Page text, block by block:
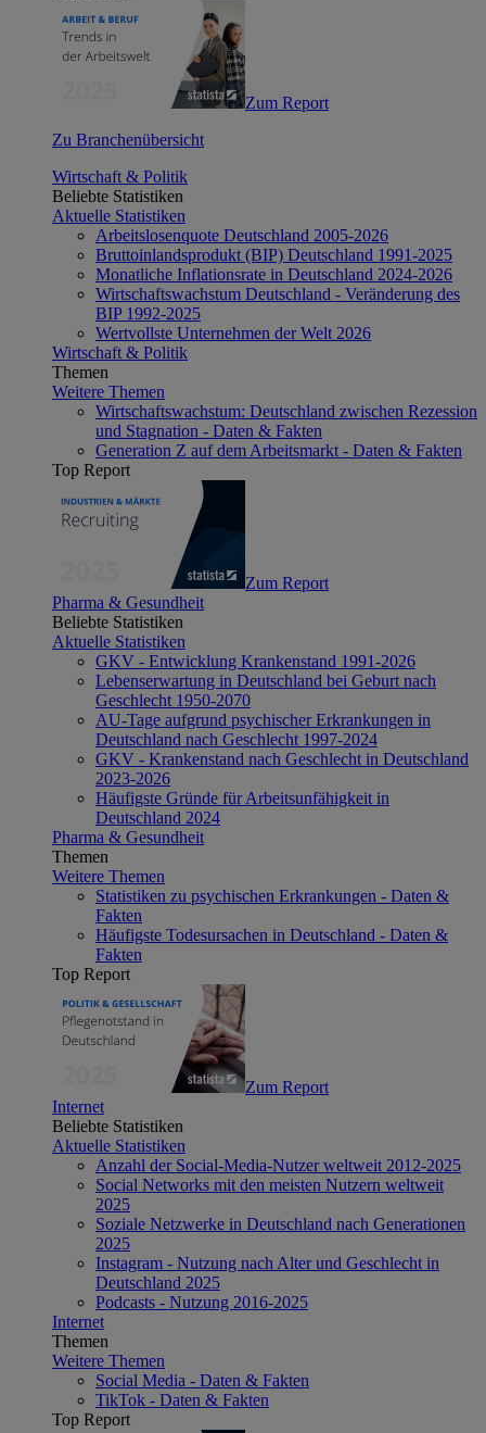
Zum Report
Zu Branchenübersicht
Wirtschaft & Politik
Beliebte Statistiken
Aktuelle Statistiken
Arbeitslosenquote Deutschland 2005-2026
Bruttoinlandsprodukt (BIP) Deutschland 1991-2025
Monatliche Inflationsrate in Deutschland 2024-2026
Wirtschaftswachstum Deutschland - Veränderung des
BIP 1992-2025
Wertvollste Unternehmen der Welt 2026
Wirtschaft & Politik
Themen
Weitere Themen
Wirtschaftswachstum: Deutschland zwischen Rezession
und Stagnation - Daten & Fakten
Generation Z auf dem Arbeitsmarkt - Daten & Fakten
Top Report
Zum Report
Pharma & Gesundheit
Beliebte Statistiken
Aktuelle Statistiken
GKV - Entwicklung Krankenstand 1991-2026
Lebenserwartung in Deutschland bei Geburt nach
Geschlecht 1950-2070
AU-Tage aufgrund psychischer Erkrankungen in
Deutschland nach Geschlecht 1997-2024
GKV - Krankenstand nach Geschlecht in Deutschland
2023-2026
Häufigste Gründe für Arbeitsunfähigkeit in
Deutschland 2024
Pharma & Gesundheit
Themen
Weitere Themen
Statistiken zu psychischen Erkrankungen - Daten &
Fakten
Häufigste Todesursachen in Deutschland - Daten &
Fakten
Top Report
Zum Report
Internet
Beliebte Statistiken
Aktuelle Statistiken
Anzahl der Social-Media-Nutzer weltweit 2012-2025
Social Networks mit den meisten Nutzern weltweit
2025
Soziale Netzwerke in Deutschland nach Generationen
2025
Instagram - Nutzung nach Alter und Geschlecht in
Deutschland 2025
Podcasts - Nutzung 2016-2025
Internet
Themen
Weitere Themen
Social Media - Daten & Fakten
TikTok - Daten & Fakten
Top Report